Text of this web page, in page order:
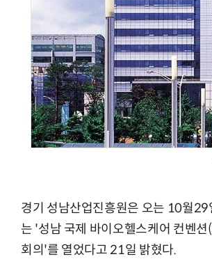
경기 성남산업진흥원은 오는 10월
는 '성남 국제 바이오헬스케어 컨벤
회의'를 열었다고 21일 밝혔다.